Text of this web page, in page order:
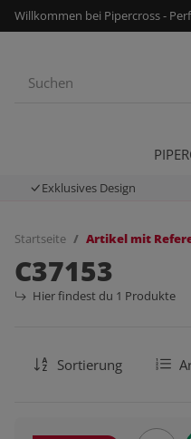
Willkommen bei Pipercross -
Exklusives Design
Startseite Artikel mit
C37153
Hier findest du 1 Produkte
Sortierung